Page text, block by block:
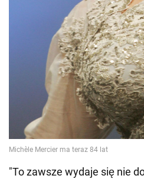
"To zawsze wydaje się nie